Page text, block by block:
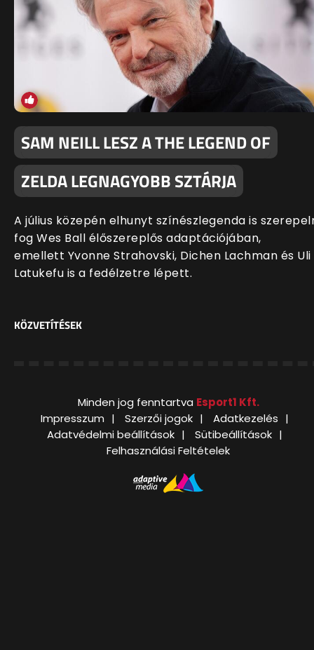
SAM NEILL LESZ A THE LEGEND OF
ZELDA LEGNAGYOBB SZTÁRJA
A július közepén elhunyt színészlegenda is
fog Wes Ball élőszereplős adaptációjában,
emellett Yvonne Strahovski, Dichen Lachman és Uli
Latukefu is a fedélzetre lépett.
KÖZVETÍTÉSEK
Minden jog fenntartva Esport1 Kft.
Impresszum
Szerzői jogok
Adatkezelés
Adatvédelmi beállítások
Sütibeállítások
Felhasználási Feltételek